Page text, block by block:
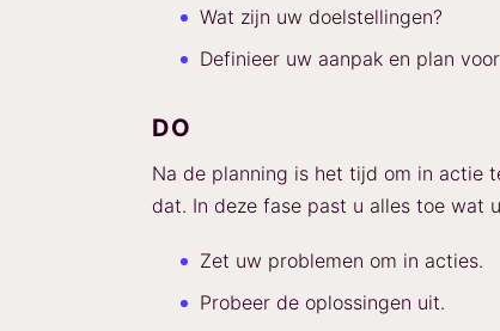
Wat zijn uw doelstellingen?
Definieer uw aanpak en plan
DO
Na de planning is het tijd om in actie
dat. In deze fase past u alles toe wat
Zet uw problemen om in acties.
Probeer de oplossingen uit.